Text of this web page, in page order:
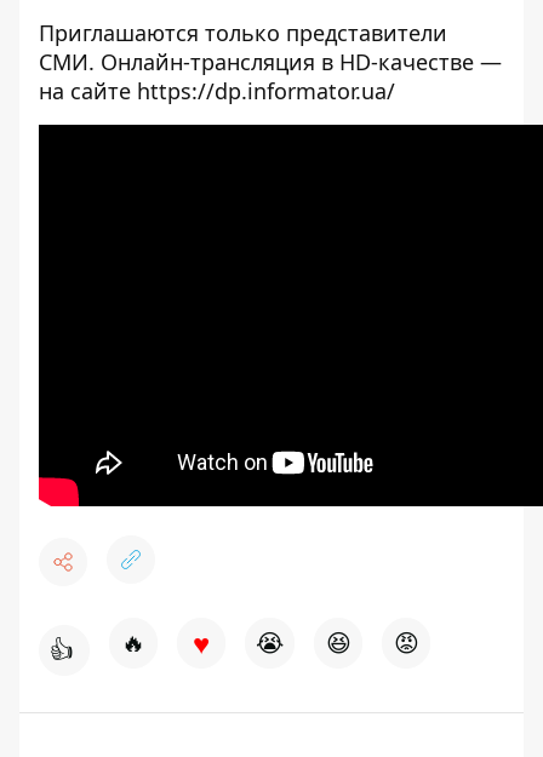
Приглашаются только представители
СМИ. Онлайн-трансляция в HD-качестве —
на сайте https://dp.informator.ua/
👍 🔥 ♥ 😭 😆 😡